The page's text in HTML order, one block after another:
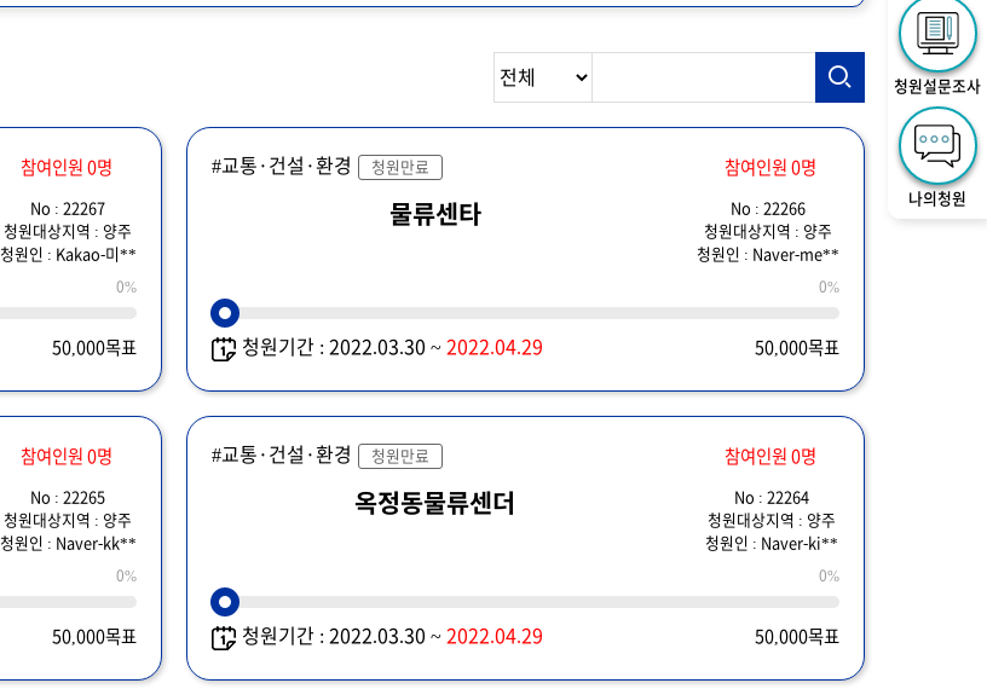
청원설문조사
나의청원
참여인원 0명
No : 22267
청원대상지역 : 양주
청원인 : Kakao-미**
0%
50,000목표
#교통·건설·환경 청원만료 참여인원 0명
물류센타
No : 22266
청원대상지역 : 양주
청원인 : Naver-me**
0%
청원기간 : 2022.03.30 ~ 2022.04.29 50,000목표
참여인원 0명
No : 22265
청원대상지역 : 양주
청원인 : Naver-kk**
0%
50,000목표
#교통·건설·환경 청원만료 참여인원 0명
옥정동물류센더
No : 22264
청원대상지역 : 양주
청원인 : Naver-ki**
0%
청원기간 : 2022.03.30 ~ 2022.04.29 50,000목표